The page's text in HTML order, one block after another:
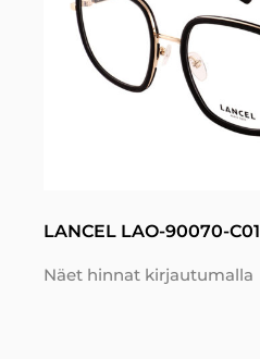
LANCEL LAO-90070-C01
Näet hinnat kirjautumalla